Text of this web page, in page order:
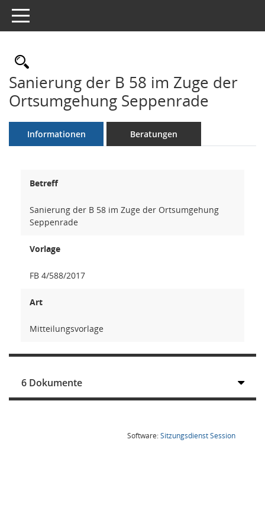
Toggle navigation
Rechercheauswahl
Sanierung der B 58 im Zuge der
Ortsumgehung Seppenrade
Informationen Beratungen
Betreff
Sanierung der B 58 im Zuge der Ortsumgehung
Seppenrade
Vorlage
FB 4/588/2017
Art
Mitteilungsvorlage
6 Dokumente
Software:SitzungsdienstSession(Wird in